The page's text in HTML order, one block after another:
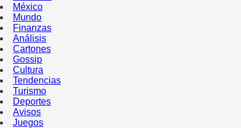
México
Mundo
Finanzas
Análisis
Cartones
Gossip
Cultura
Tendencias
Turismo
Deportes
Avisos
Juegos